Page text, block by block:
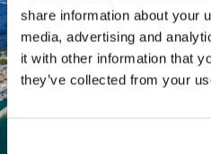
share information about your
media, advertising and
it with other information that
they’ve collected from your
Mjesto: